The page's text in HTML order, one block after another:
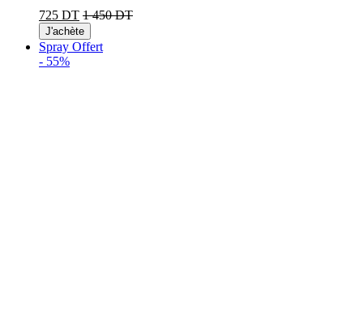
725 DT 1 450 DT
J'achète
Spray Offert
- 55%